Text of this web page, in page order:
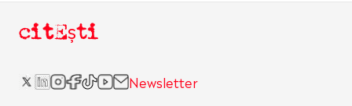
citEști
Newsletter